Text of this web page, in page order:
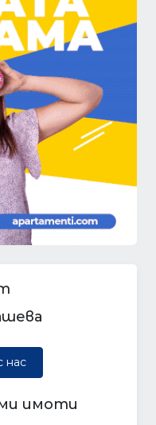
нас
имоти